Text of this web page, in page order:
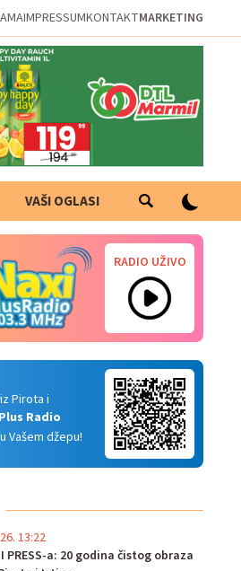
IMPRESSUMKONTAKTMARKETING
VAŠI OGLASI
RADIO UŽIVO
Pirota i
Radio
Vašem džepu!
13:22
PRESS-a: 20 godina čistog obraza